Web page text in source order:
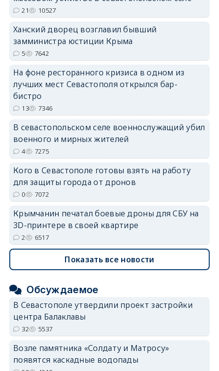
21 10527
Ханский дворец возглавил бывший
замминистра юстиции Крыма
5 7642
На фоне ресторанного кризиса в одном из
лучших мест Севастополя открылся бар-
бистро
13 7346
В севастопольском селе военнослужащий убил
военного и мирных жителей
4 7275
Кого в Севастополе готовы взять на работу
для защиты города от дронов
0 7072
Крымчанин печатал боевые дроны для СБУ на
3D-принтере в своей квартире
2 6517
Показать все новости
Обсуждаемое
В Севастополе утвердили проект застройки
центра Балаклавы
32 5537
Возле памятника «Солдату и Матросу»
появятся каскадные водопады